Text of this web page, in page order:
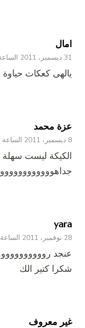
امال
31 ديسمبر، 2011 الساعة 12:00 ص
يالهى كعكات حياوة
عزة محمد
8 ديسمبر، 2011 الساعة 12:00 ص
الكيكة ليست سهلة
yara
28 نوفمبر، 2011 الساعة 12:00 ص
عنجد
شكرا كتير الك
غير معروف